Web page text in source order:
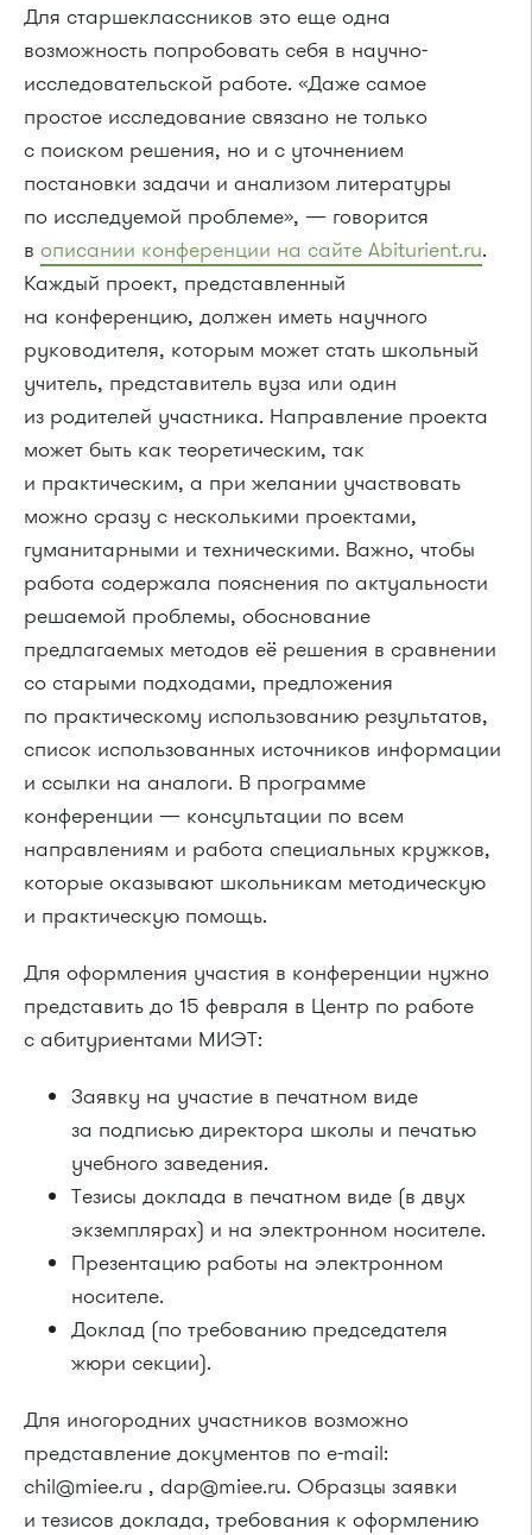
Для старшеклассников это еще одна
возможность попробовать себя в научно-
исследовательской работе. «Даже самое
простое исследование связано не только
с поиском решения, но и с уточнением
постановки задачи и анализом литературы
по исследуемой проблеме», — говорится
в описании конференции на сайте Abiturient.ru.
Каждый проект, представленный
на конференцию, должен иметь научного
руководителя, которым может стать школьный
учитель, представитель вуза или один
из родителей участника. Направление проекта
может быть как теоретическим, так
и практическим, а при желании участвовать
можно сразу с несколькими проектами,
гуманитарными и техническими. Важно, чтобы
работа содержала пояснения по актуальности
решаемой проблемы, обоснование
предлагаемых методов её решения в сравнении
со старыми подходами, предложения
по практическому использованию результатов,
список использованных источников информации
и ссылки на аналоги. В программе
конференции — консультации по всем
направлениям и работа специальных кружков,
которые оказывают школьникам методическую
и практическую помощь.
Для оформления участия в конференции нужно
представить до 15 февраля в Центр по работе
с абитуриентами МИЭТ:
Заявку на участие в печатном виде
за подписью директора школы и печатью
учебного заведения.
Тезисы доклада в печатном виде (в двух
экземплярах) и на электронном носителе.
Презентацию работы на электронном
носителе.
Доклад (по требованию председателя
жюри секции).
Для иногородних участников возможно
представление документов по e-mail:
chil@miee.ru , dap@miee.ru. Образцы заявки
и тезисов доклада, требования к оформлению